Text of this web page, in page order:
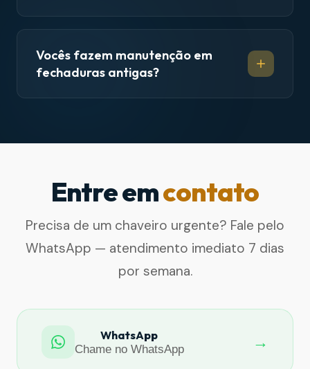
Vocês fazem manutenção em
fechaduras antigas?
Entre emcontato
Precisa de um chaveiro urgente? Fale pelo
WhatsApp — atendimento imediato 7 dias
por semana.
WhatsApp
Chame no WhatsApp
→